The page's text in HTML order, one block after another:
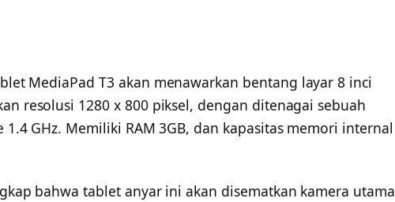
MediaPad T3 akan menawarkan bentang layar 8 inci
resolusi 1280 x 800 piksel, dengan ditenagai sebuah
1.4 GHz. Memiliki RAM 3GB, dan kapasitas memori internal
bahwa tablet anyar ini akan disematkan kamera utama